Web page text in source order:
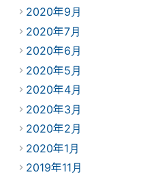
2020年9月
2020年7月
2020年6月
2020年5月
2020年4月
2020年3月
2020年2月
2020年1月
2019年11月